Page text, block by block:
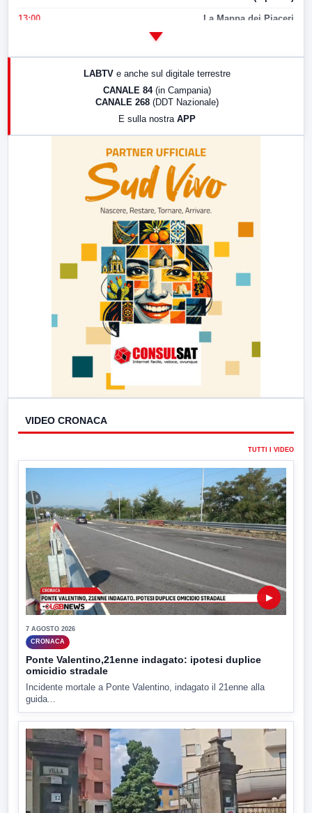
13:00 La Mappa dei Piaceri
LABTV e anche sul digitale terrestre
CANALE 84 (in Campania)
CANALE 268 (DDT Nazionale)
E sulla nostra APP
VIDEO CRONACA
TUTTI I VIDEO
▶
7 AGOSTO 2026
CRONACA
Ponte Valentino,21enne indagato: ipotesi duplice
omicidio stradale
Incidente mortale a Ponte Valentino, indagato il 21enne alla
guida...